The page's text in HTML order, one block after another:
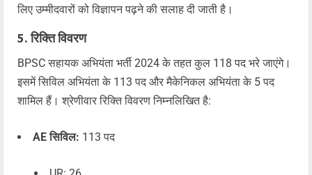
लिए उम्मीदवारों को विज्ञापन पढ़ने की सलाह दी जाती है।
5. रिक्ति विवरण
BPSC सहायक अभियंता भर्ती 2024 के तहत कुल 118 पद भरे जाएंगे।
इसमें सिविल अभियंता के 113 पद और मैकेनिकल अभियंता के 5 पद
शामिल हैं। श्रेणीवार रिक्ति विवरण निम्नलिखित है:
AE सिविल: 113 पद